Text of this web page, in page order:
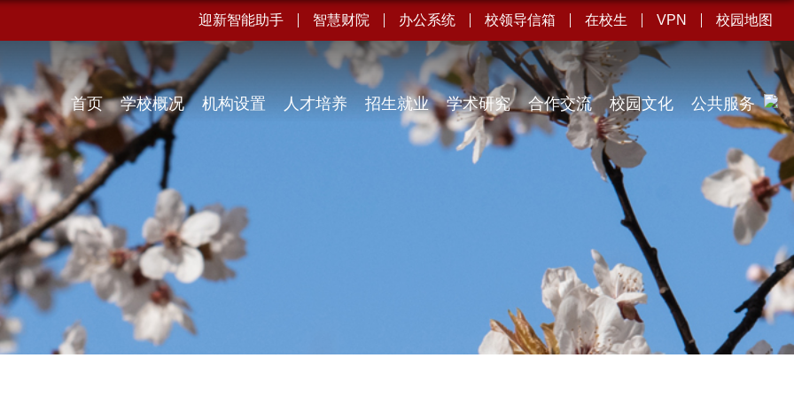
迎新智能助手 智慧财院 办公系统 校领导信箱 在校生 VPN 校园地图
首页 学校概况 机构设置 人才培养 招生就业 学术研究 合作交流 校园文化 公共服务